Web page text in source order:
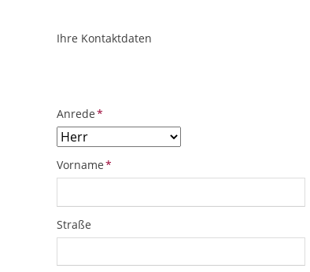
ObjektPlatzhalter
URL
Ihre Kontaktdaten
Pflichtfeld
Anrede*
Pflichtfeld
Vorname*
Straße